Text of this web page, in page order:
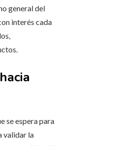
general del
interés cada
se espera para
validar la